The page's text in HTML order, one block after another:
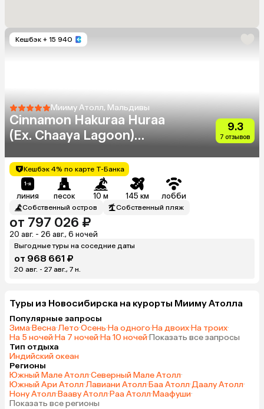
Кешбэк + 15 940
Мииму Атолл, Мальдивы
Cinnamon Hakuraa Huraa
(Ex. Chaaya Lagoon)
9.3
7 отзывов
Кешбэк 4% по карте Т-Банка
линия песок 10 м 145 км лобби
Собственный остров Собственный пляж
от 797 026 ₽
20 авг. - 26 авг., 6 ночей
Выгодные туры на соседние даты
от 968 661 ₽
20 авг. - 27 авг., 7 н.
Туры из Новосибирска на курорты Мииму Атолла
Популярные запросы
Зима·Весна·Лето·Осень·На одного·На двоих·На троих·
На 5 ночей·На 7 ночей·На 10 ночей·Показать все запросы
Тип отдыха
Индийский океан
Регионы
Южный Мале Атолл·Северный Мале Атолл·
Южный Ари Атолл·Лавиани Атолл·Баа Атолл·Даалу Атолл·
Нону Атолл·Вааву Атолл·Раа Атолл·Маафуши·
Показать все регионы